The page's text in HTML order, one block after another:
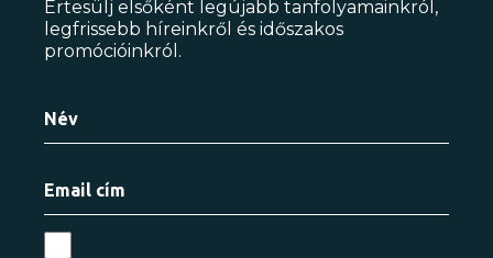
Értesülj elsőként legújabb tanfolyamainkról,
legfrissebb híreinkről és időszakos
promócióinkról.